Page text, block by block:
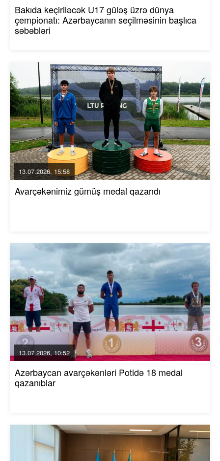
Bakıda keçiriləcək U17 güləş üzrə dünya
çempionatı: Azərbaycanın seçilməsinin başlıca
səbəbləri
13.07.2026, 15:58
Avarçəkənimiz gümüş medal qazandı
13.07.2026, 10:52
Azərbaycan avarçəkənləri Potidə 18 medal
qazanıblar